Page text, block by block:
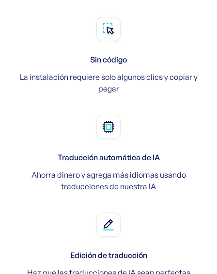
Sin código
La instalación requiere solo algunos clics y copiar y
pegar
Traducción automática de IA
Ahorra dinero y agrega más idiomas usando
traducciones de nuestra IA
Edición de traducción